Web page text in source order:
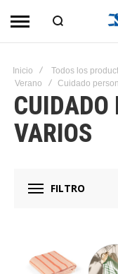
Inicio Todos los
Verano
Cuidado
CUIDADO
VARIOS
FILTRO